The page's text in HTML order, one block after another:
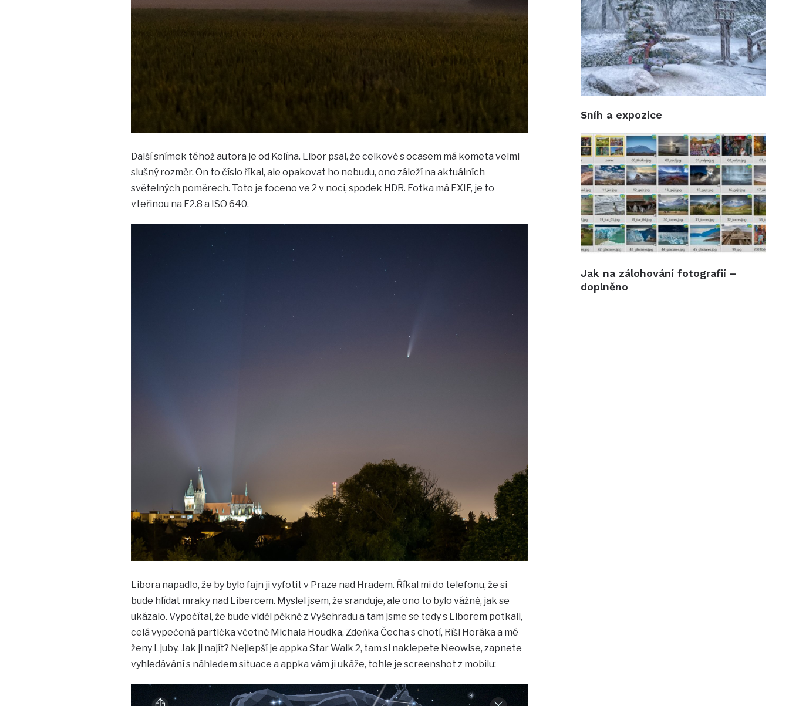
Další snímek téhož autora je od Kolína. Libor psal, že celkově s ocasem má kometa velmi
slušný rozměr. On to číslo říkal, ale opakovat ho nebudu, ono záleží na aktuálních
světelných poměrech. Toto je foceno ve 2 v noci, spodek HDR. Fotka má EXIF, je to
vteřinou na F2.8 a ISO 640.
Libora napadlo, že by bylo fajn ji vyfotit v Praze nad Hradem. Říkal mi do telefonu, že si
bude hlídat mraky nad Libercem. Myslel jsem, že sranduje, ale ono to bylo vážně, jak se
ukázalo. Vypočítal, že bude viděl pěkně z Vyšehradu a tam jsme se tedy s Liborem potkali,
celá vypečená partička včetně Michala Houdka, Zdeňka Čecha s chotí, Ríši Horáka a mé
ženy Ljuby. Jak ji najít? Nejlepší je appka Star Walk 2, tam si naklepete Neowise, zapnete
vyhledávání s náhledem situace a appka vám ji ukáže, tohle je screenshot z mobilu:
Sníh a expozice
Jak na zálohování fotografií –
doplněno